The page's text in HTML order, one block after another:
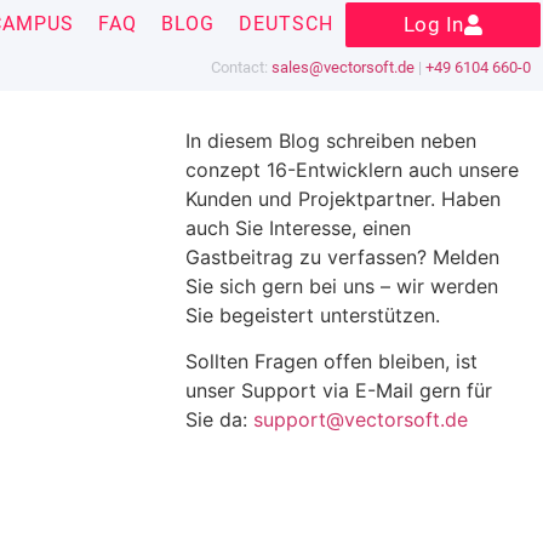
Contact: sales@vectorsoft.de | +49 6104 660-0
FAQ BLOG DEUTSCH Log In
In diesem Blog schreiben neben
conzept 16-Entwicklern auch unsere
Kunden und Projektpartner. Haben
auch Sie Interesse, einen
Gastbeitrag zu verfassen? Melden
Sie sich gern bei uns – wir werden
Sie begeistert unterstützen.
Sollten Fragen offen bleiben, ist
unser Support via E-Mail gern für
Sie da: support@vectorsoft.de